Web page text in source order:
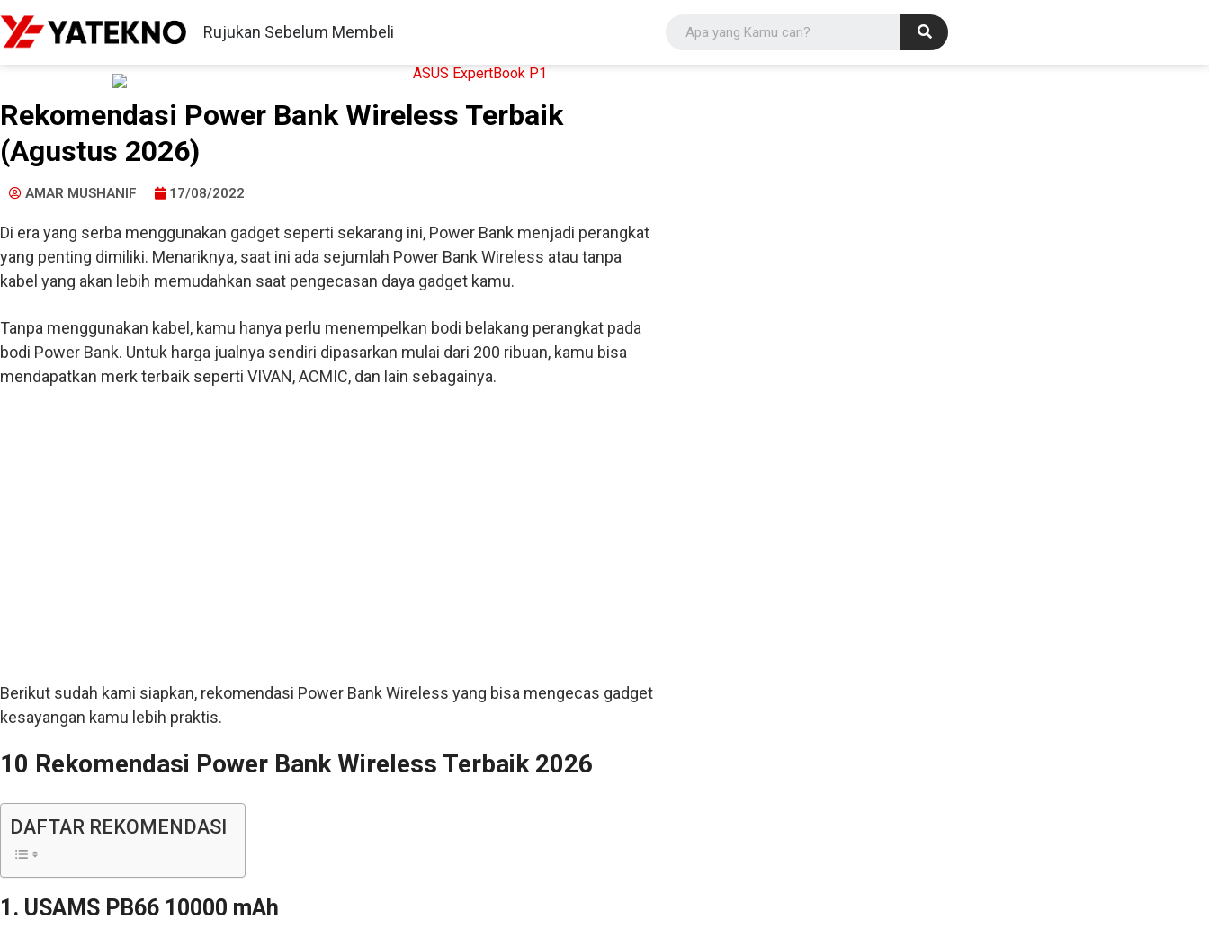
Rujukan Sebelum Membeli
Rekomendasi Power Bank Wireless Terbaik
(Agustus 2026)
AMAR MUSHANIF 17/08/2022
Di era yang serba menggunakan gadget seperti sekarang ini, Power Bank menjadi perangkat
yang penting dimiliki. Menariknya, saat ini ada sejumlah Power Bank Wireless atau tanpa
kabel yang akan lebih memudahkan saat pengecasan daya gadget kamu.
Tanpa menggunakan kabel, kamu hanya perlu menempelkan bodi belakang perangkat pada
bodi Power Bank. Untuk harga jualnya sendiri dipasarkan mulai dari 200 ribuan, kamu bisa
mendapatkan merk terbaik seperti VIVAN, ACMIC, dan lain sebagainya.
Berikut sudah kami siapkan, rekomendasi Power Bank Wireless yang bisa mengecas gadget
kesayangan kamu lebih praktis.
10 Rekomendasi Power Bank Wireless Terbaik 2026
DAFTAR REKOMENDASI
1. USAMS PB66 10000 mAh